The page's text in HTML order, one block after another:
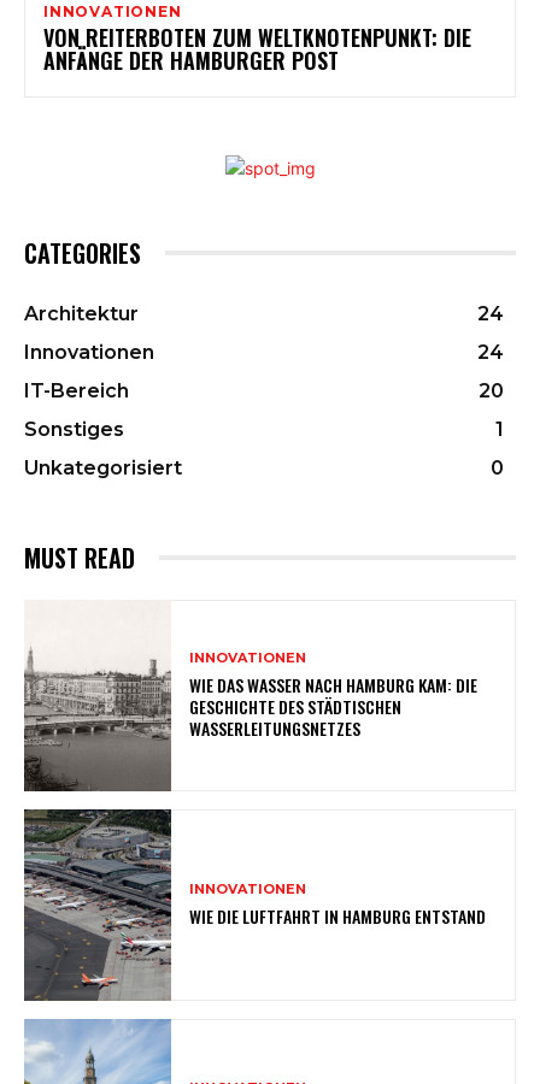
INNOVATIONEN
VON REITERBOTEN ZUM WELTKNOTENPUNKT: DIE
ANFÄNGE DER HAMBURGER POST
CATEGORIES
Architektur
24
Innovationen
24
IT-Bereich
20
Sonstiges
1
Unkategorisiert
0
MUST READ
INNOVATIONEN
WIE DAS WASSER NACH HAMBURG KAM: DIE
GESCHICHTE DES STÄDTISCHEN
WASSERLEITUNGSNETZES
INNOVATIONEN
WIE DIE LUFTFAHRT IN HAMBURG ENTSTAND